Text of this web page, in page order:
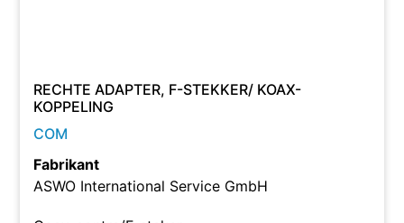
RECHTE ADAPTER, F-STEKKER/ KOAX-
KOPPELING
COM
Fabrikant
ASWO International Service GmbH